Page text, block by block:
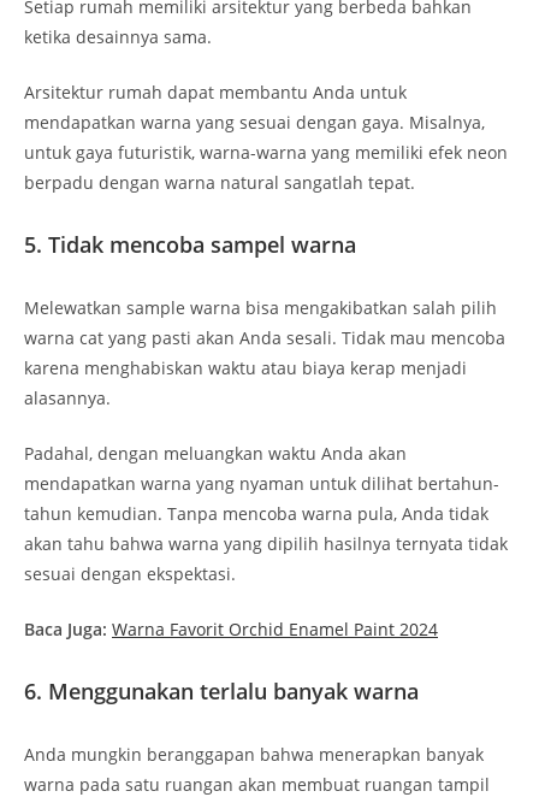
Setiap rumah memiliki arsitektur yang berbeda bahkan
ketika desainnya sama.
Arsitektur rumah dapat membantu Anda untuk
mendapatkan warna yang sesuai dengan gaya. Misalnya,
untuk gaya futuristik, warna-warna yang memiliki efek neon
berpadu dengan warna natural sangatlah tepat.
5. Tidak mencoba sampel warna
Melewatkan sample warna bisa mengakibatkan salah pilih
warna cat yang pasti akan Anda sesali. Tidak mau mencoba
karena menghabiskan waktu atau biaya kerap menjadi
alasannya.
Padahal, dengan meluangkan waktu Anda akan
mendapatkan warna yang nyaman untuk dilihat bertahun-
tahun kemudian. Tanpa mencoba warna pula, Anda tidak
akan tahu bahwa warna yang dipilih hasilnya ternyata tidak
sesuai dengan ekspektasi.
Baca Juga: Warna Favorit Orchid Enamel Paint 2024
6. Menggunakan terlalu banyak warna
Anda mungkin beranggapan bahwa menerapkan banyak
warna pada satu ruangan akan membuat ruangan tampil